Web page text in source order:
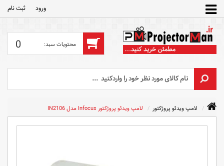
ورود ثبت‌ نام
0
لامپ ویدئو پروژکتور لامپ ویدئو پروژکتور Infocus مدل IN2106